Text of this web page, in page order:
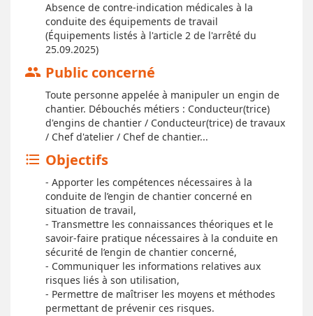
Absence de contre-indication médicales à la
conduite des équipements de travail
(Équipements listés à l'article 2 de l'arrêté du
25.09.2025)
group Public concerné
Toute personne appelée à manipuler un engin de
chantier. Débouchés métiers : Conducteur(trice)
d'engins de chantier / Conducteur(trice) de travaux
/ Chef d'atelier / Chef de chantier...
format_list_bulleted Objectifs
- Apporter les compétences nécessaires à la
conduite de l’engin de chantier concerné en
situation de travail,
- Transmettre les connaissances théoriques et le
savoir-faire pratique nécessaires à la conduite en
sécurité de l’engin de chantier concerné,
- Communiquer les informations relatives aux
risques liés à son utilisation,
- Permettre de maîtriser les moyens et méthodes
permettant de prévenir ces risques.